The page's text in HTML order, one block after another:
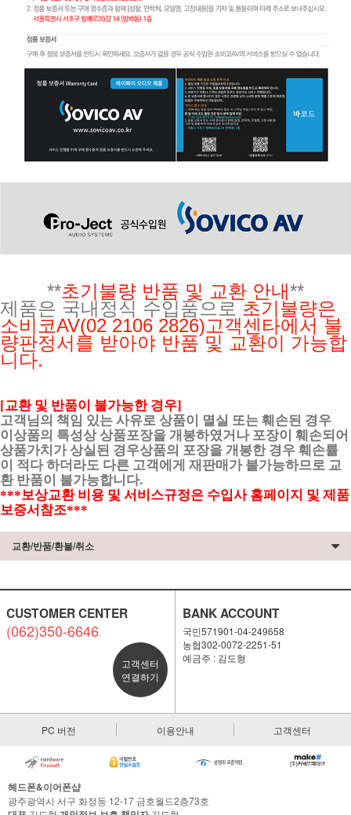
**초기불량 반품 및 교환 안내**
제품은 국내정식 수입품으로 초기불량은
소비코AV(02 2106 2826)고객센타에서 불
량판정서를 받아야 반품 및 교환이 가능합
니다.
[교환 및 반품이 불가능한 경우]
고객님의 책임 있는 사유로 상품이 멸실 또는 훼손된 경우
이상품의 특성상 상품포장을 개봉하였거나 포장이 훼손되어
상품가치가 상실된 경우상품의 포장을 개봉한 경우 훼손률
이 적다 하더라도 다른 고객에게 재판매가 불가능하므로 교
환 반품이 불가능합니다.
***보상교환 비용 및 서비스규정은 수입사 홈페이지 및 제품
보증서참조***
교환/반품/환불/취소
CUSTOMER CENTER
(062)350-6646
고객센터
연결하기
BANK ACCOUNT
국민571901-04-249658
농협302-0072-2251-51
예금주 : 김도형
PC 버전 이용안내 고객센터
헤드폰&이어폰샵
광주광역시 서구 화정동 12-17 금호월드2층73호